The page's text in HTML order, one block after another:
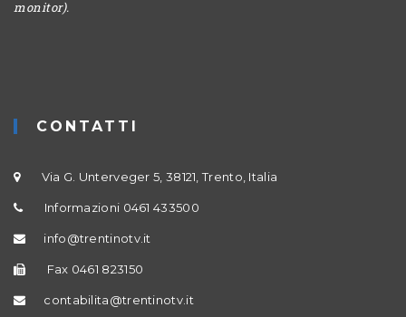
monitor).
CONTATTI
Via G. Unterveger 5, 38121, Trento, Italia
Informazioni 0461 433500
info@trentinotv.it
Fax 0461 823150
contabilita@trentinotv.it